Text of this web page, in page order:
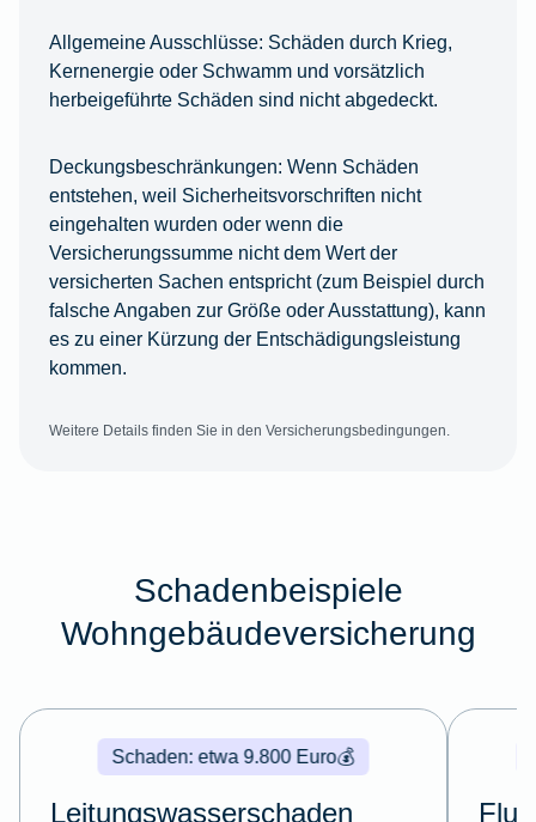
Allgemeine Ausschlüsse: Schäden durch Krieg,
Kernenergie oder Schwamm und vorsätzlich
herbeigeführte Schäden sind nicht abgedeckt.
Deckungsbeschränkungen: Wenn Schäden
entstehen, weil Sicherheitsvorschriften nicht
eingehalten wurden oder wenn die
Versicherungssumme nicht dem Wert der
versicherten Sachen entspricht (zum Beispiel durch
falsche Angaben zur Größe oder Ausstattung), kann
es zu einer Kürzung der Entschädigungsleistung
kommen.
Weitere Details finden Sie in den Versicherungsbedingungen.
Schadenbeispiele
Wohngebäudeversicherung
💰
Schaden: etwa 9.800 Euro
Leitungswasserschaden